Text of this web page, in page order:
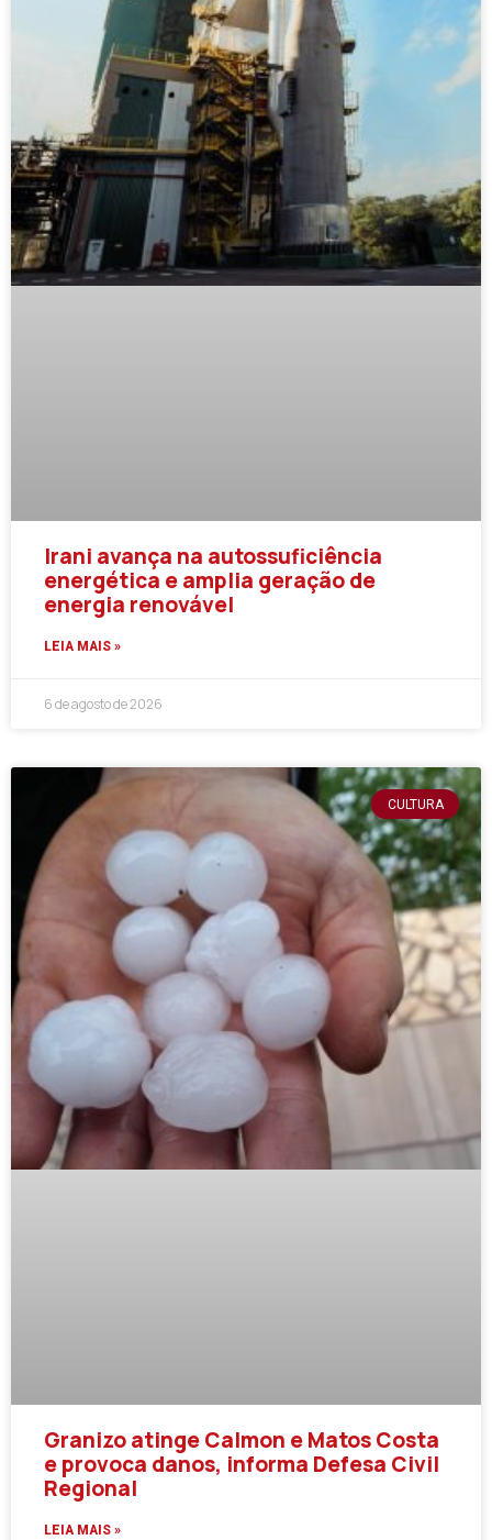
Irani avança na autossuficiência
energética e amplia geração de
energia renovável
LEIA MAIS »
6 de agosto de 2026
CULTURA
Granizo atinge Calmon e Matos Costa
e provoca danos, informa Defesa Civil
Regional
LEIA MAIS »